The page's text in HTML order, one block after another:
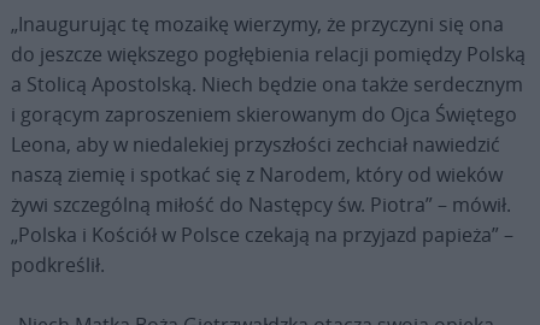
„Inaugurując tę mozaikę wierzymy, że przyczyni się ona
do jeszcze większego pogłębienia relacji pomiędzy Polską
a Stolicą Apostolską. Niech będzie ona także serdecznym
i gorącym zaproszeniem skierowanym do Ojca Świętego
Leona, aby w niedalekiej przyszłości zechciał nawiedzić
naszą ziemię i spotkać się z Narodem, który od wieków
żywi szczególną miłość do Następcy św. Piotra” – mówił.
„Polska i Kościół w Polsce czekają na przyjazd papieża” –
podkreślił.